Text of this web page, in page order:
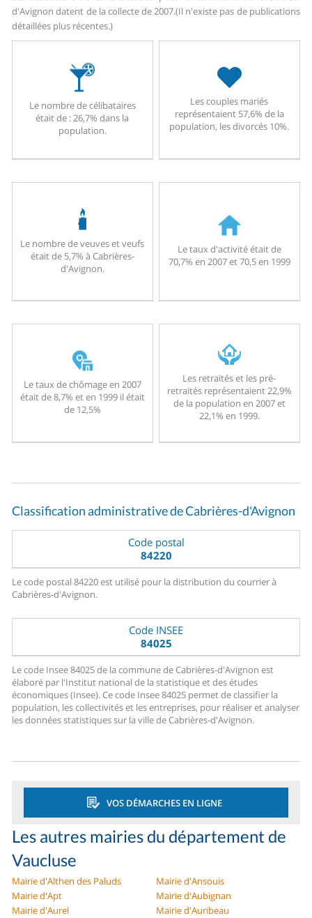
d'Avignon datent de la collecte de 2007.(Il n'existe pas de publications
détaillées plus récentes.)
Le nombre de célibataires
était de : 26,7% dans la
population.
Les couples mariés
représentaient 57,6% de la
population, les divorcés 10%.
Le nombre de veuves et veufs
était de 5,7% à Cabrières-
d'Avignon.
Le taux d'activité était de
70,7% en 2007 et 70,5 en 1999
Le taux de chômage en 2007
était de 8,7% et en 1999 il était
de 12,5%
Les retraités et les pré-
retraités représentaient 22,9%
de la population en 2007 et
22,1% en 1999.
Classification administrative de Cabrières-d'Avignon
Code postal
84220
Le code postal 84220 est utilisé pour la distribution du courrier à
Cabrières-d'Avignon.
Code INSEE
84025
Le code Insee 84025 de la commune de Cabrières-d'Avignon est
élaboré par l'Institut national de la statistique et des études
économiques (Insee). Ce code Insee 84025 permet de classifier la
population, les collectivités et les entreprises, pour réaliser et analyser
les données statistiques sur la ville de Cabrières-d'Avignon.
VOS DÉMARCHES EN LIGNE
Les autres mairies du département de
Vaucluse
Mairie d'Althen des Paluds
Mairie d'Ansouis
Mairie d'Apt
Mairie d'Aubignan
Mairie d'Aurel
Mairie d'Auribeau